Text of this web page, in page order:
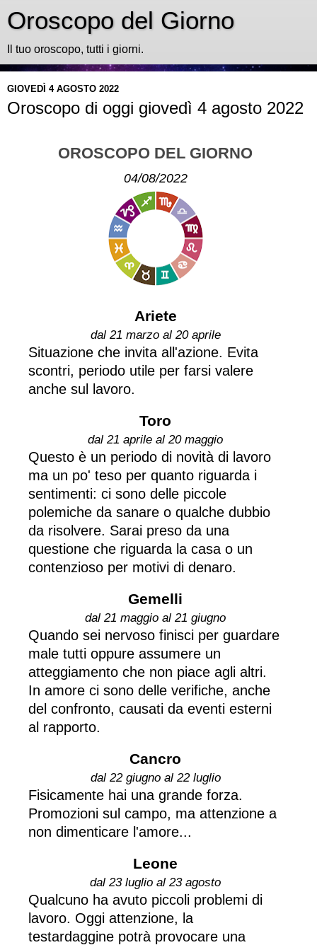
Oroscopo del Giorno
Il tuo oroscopo, tutti i giorni.
GIOVEDÌ 4 AGOSTO 2022
Oroscopo di oggi giovedì 4 agosto 2022
OROSCOPO DEL GIORNO
04/08/2022
Ariete
dal 21 marzo al 20 aprile
Situazione che invita all'azione. Evita
scontri, periodo utile per farsi valere
anche sul lavoro.
Toro
dal 21 aprile al 20 maggio
Questo è un periodo di novità di lavoro
ma un po' teso per quanto riguarda i
sentimenti: ci sono delle piccole
polemiche da sanare o qualche dubbio
da risolvere. Sarai preso da una
questione che riguarda la casa o un
contenzioso per motivi di denaro.
Gemelli
dal 21 maggio al 21 giugno
Quando sei nervoso finisci per guardare
male tutti oppure assumere un
atteggiamento che non piace agli altri.
In amore ci sono delle verifiche, anche
del confronto, causati da eventi esterni
al rapporto.
Cancro
dal 22 giugno al 22 luglio
Fisicamente hai una grande forza.
Promozioni sul campo, ma attenzione a
non dimenticare l'amore...
Leone
dal 23 luglio al 23 agosto
Qualcuno ha avuto piccoli problemi di
lavoro. Oggi attenzione, la
testardaggine potrà provocare una